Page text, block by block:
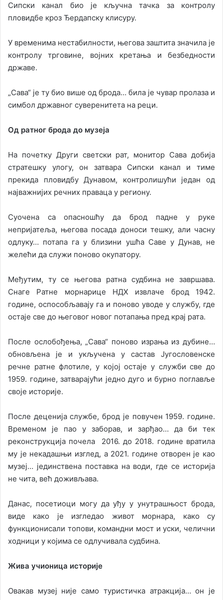
Сипски канал био је кључна тачка за контролу
пловидбе кроз Ђердапску клисуру.
У временима нестабилности, његова заштита значила је
контролу трговине, војних кретања и безбедности
државе.
„Сава“ је ту био више од брода… била је чувар пролаза и
симбол државног суверенитета на реци.
Од ратног брода до музеја
На почетку Други светски рат, монитор Сава добија
стратешку улогу, он затвара Сипски канал и тиме
прекида пловидбу Дунавом, контролишући један од
најважнијих речних праваца у региону.
Суочена са опасношћу да брод падне у руке
непријатеља, његова посада доноси тешку, али часну
одлуку… потапа га у близини ушћа Саве у Дунав, не
желећи да служи поново окупатору.
Међутим, ту се његова ратна судбина не завршава.
Снаге Ратне морнарице НДХ извлаче брод 1942.
године, оспособљавају га и поново уводе у службу, где
остаје све до његовог новог потапања пред крај рата.
После ослобођења, „Сава“ поново израња из дубине…
обновљена је и укључена у састав Југословенске
речне ратне флотиле, у којој остаје у служби све до
1959. године, затварајући једно дуго и бурно поглавље
своје историје.
После деценија службе, брод је повучен 1959. године.
Временом је пао у заборав, и зарђао… да би тек
реконструкција почела 2016. до 2018. године вратила
му је некадашњи изглед, а 2021. године отворен је као
музеј… јединствена поставка на води, где се историја
не чита, већ доживљава.
Данас, посетиоци могу да уђу у унутрашњост брода,
виде како је изгледао живот морнара, како су
функционисали топови, командни мост и уски, челични
ходници у којима се одлучивала судбина.
Жива учионица историје
Овакав музеј није само туристичка атракција… он је